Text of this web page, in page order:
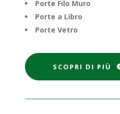
Porte Filo Muro
Porte a Libro
Porte Vetro
SCOPRI DI PIÙ